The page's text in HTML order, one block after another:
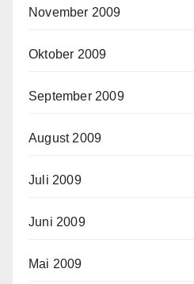
November 2009
Oktober 2009
September 2009
August 2009
Juli 2009
Juni 2009
Mai 2009